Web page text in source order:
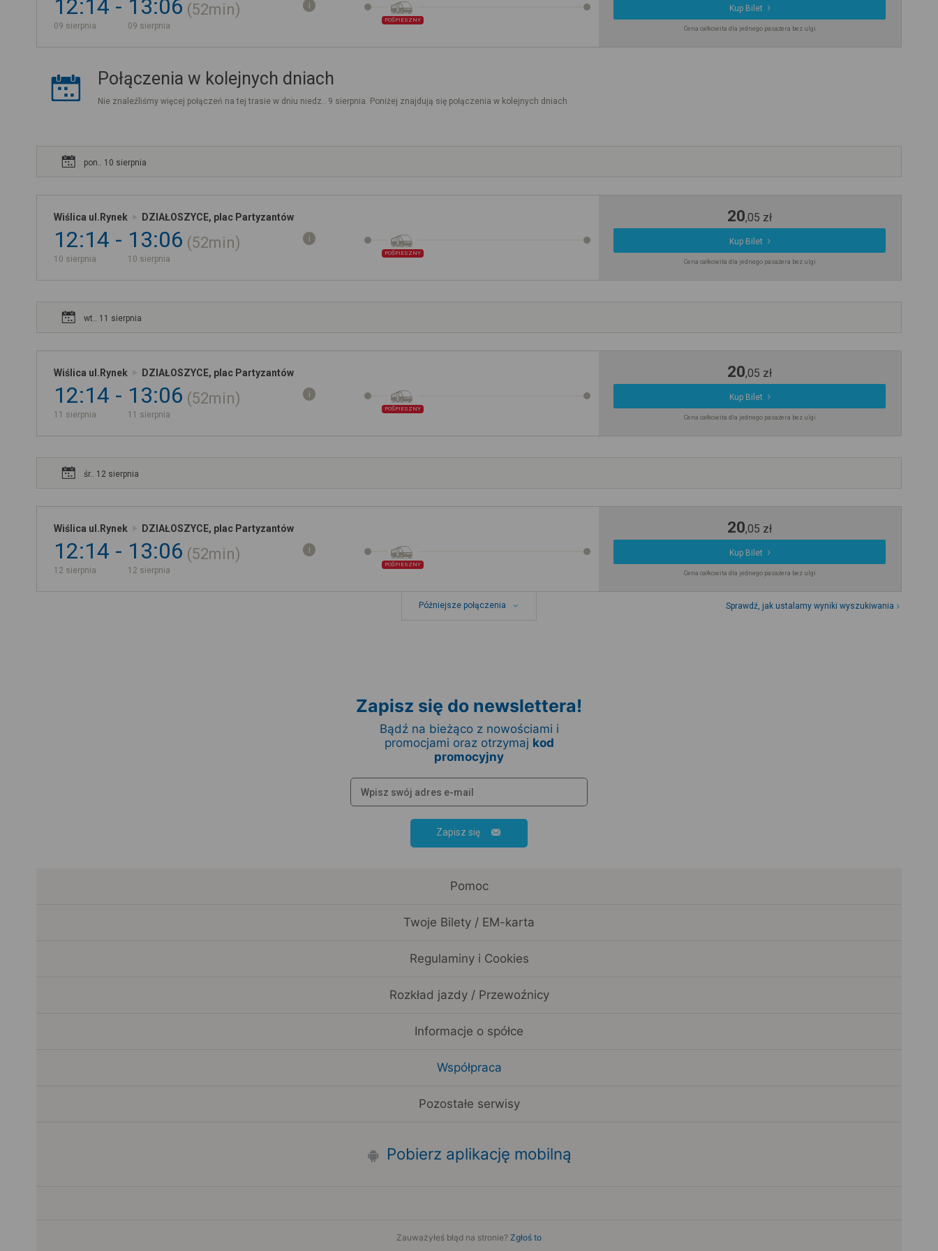
12:14
09 sierpnia
13:06
09 sierpnia
52min
POŚPIESZNY
Kup Bilet
Cena całkowita dla jednego pasażera bez ulgi
Połączenia w kolejnych dniach
Nie znaleźliśmy więcej połączeń na tej trasie w dniu niedz.. 9 sierpnia. Poniżej znajdują się połączenia w kolejnych dniach
pon.. 10 sierpnia
Wiślica ul.Rynek DZIAŁOSZYCE, plac Partyzantów
12:14
10 sierpnia
13:06
10 sierpnia
52min
POŚPIESZNY
20,05 zł
Kup Bilet
Cena całkowita dla jednego pasażera bez ulgi
wt.. 11 sierpnia
Wiślica ul.Rynek DZIAŁOSZYCE, plac Partyzantów
12:14
11 sierpnia
13:06
11 sierpnia
52min
POŚPIESZNY
20,05 zł
Kup Bilet
Cena całkowita dla jednego pasażera bez ulgi
śr.. 12 sierpnia
Wiślica ul.Rynek DZIAŁOSZYCE, plac Partyzantów
12:14
12 sierpnia
13:06
12 sierpnia
52min
POŚPIESZNY
20,05 zł
Kup Bilet
Cena całkowita dla jednego pasażera bez ulgi
Późniejsze połączenia Sprawdź, jak ustalamy wyniki wyszukiwania
Zapisz się do newslettera!
Bądź na bieżąco z nowościami i
promocjami oraz otrzymaj kod
promocyjny
Zapisz się
Pomoc
Twoje Bilety / EM-karta
Regulaminy i Cookies
Rozkład jazdy / Przewoźnicy
Informacje o spółce
Współpraca
Pozostałe serwisy
Pobierz aplikację mobilną
Zauważyłeś błąd na stronie? Zgłoś to